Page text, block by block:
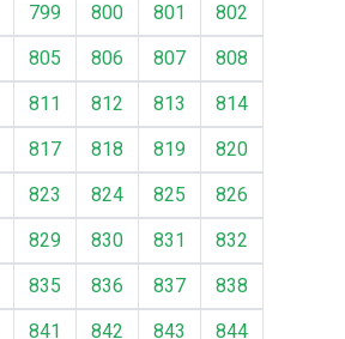
799 800 801
802
805 806 807
808
811 812 813
814
817 818 819
820
823 824 825
826
829 830 831
832
835 836 837
838
841 842 843 844